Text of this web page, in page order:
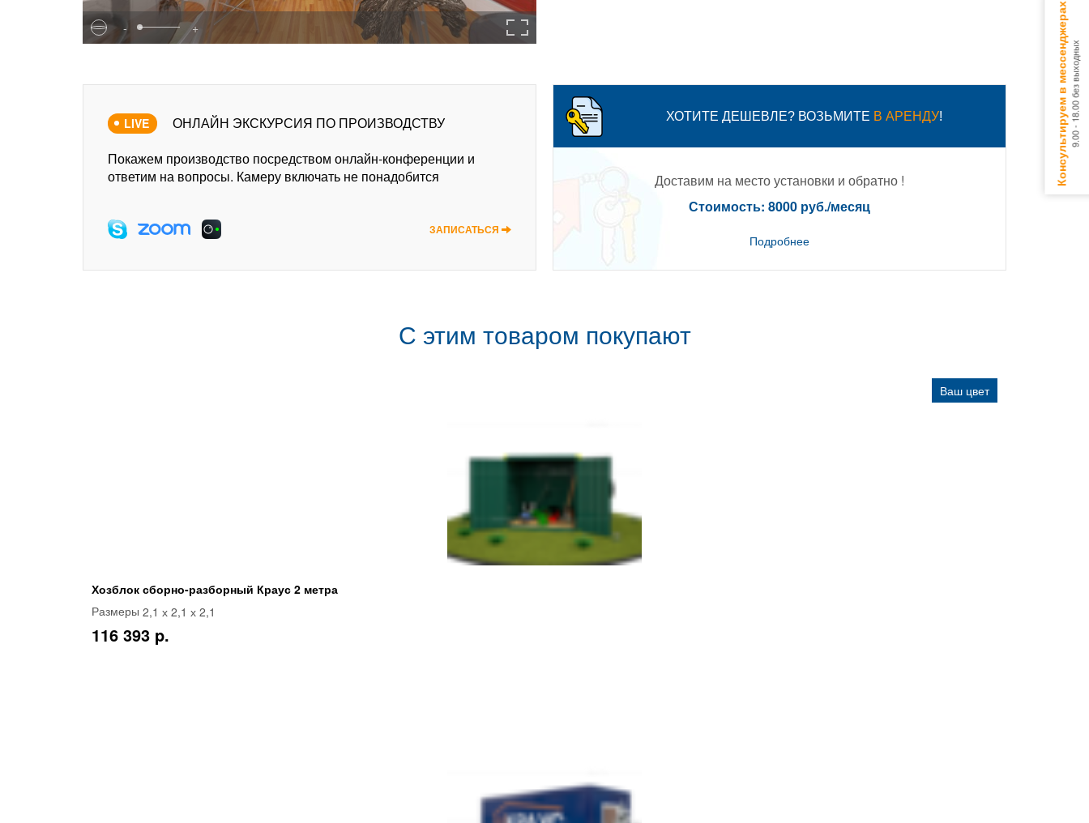
Консультируем в мессенджерах9.00 - 18.00 без выходных
- +
LIVE
ОНЛАЙН ЭКСКУРСИЯ ПО ПРОИЗВОДСТВУ
Покажем производство посредством онлайн-конференции и
ответим на вопросы. Камеру включать не понадобится
ЗАПИСАТЬСЯ
ХОТИТЕ ДЕШЕВЛЕ? ВОЗЬМИТЕ В АРЕНДУ!
Доставим на место установки и обратно !
Стоимость: 8000 руб./месяц
Подробнее
С этим товаром покупают
Ваш цвет
Хозблок сборно-разборный Краус 2 метра
Размеры 2,1 х 2,1 х 2,1
116 393 p.